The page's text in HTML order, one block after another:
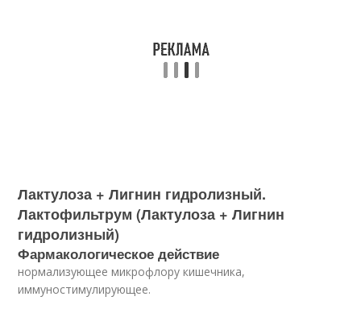
Лактулоза + Лигнин гидролизный.
Лактофильтрум (Лактулоза + Лигнин
гидролизный)
Фармакологическое действие
нормализующее микрофлору кишечника,
иммуностимулирующее.